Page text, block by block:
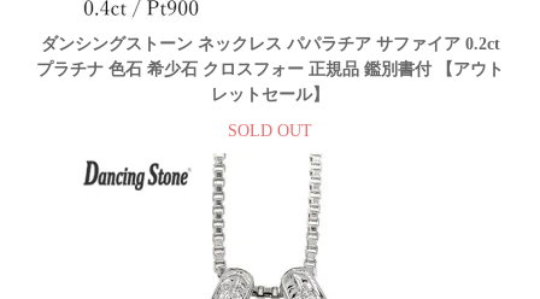
ダンシングストーン ネックレス パパラチア サファイア 0.2ct
プラチナ 色石 希少石 クロスフォー 正規品 鑑別書付 【アウト
レットセール】
SOLD OUT